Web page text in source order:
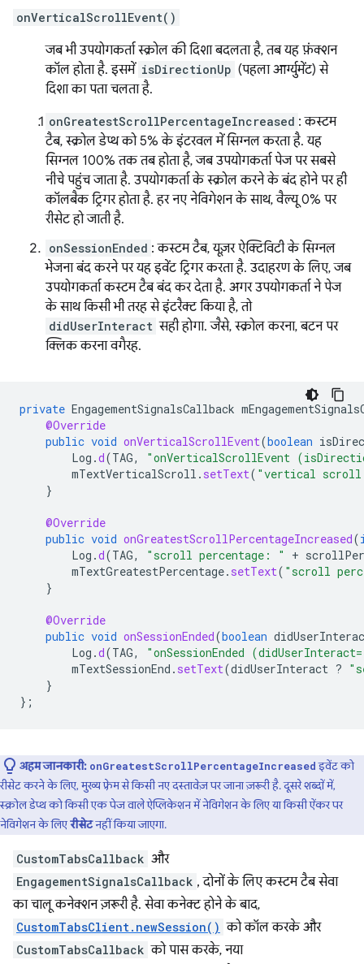
onVerticalScrollEvent()
जब भी उपयोगकर्ता स्क्रोल की दिशा बदलता है, तब यह फ़ंक्शन
कॉल होता है. इसमें isDirectionUp (पहला आर्ग्युमेंट) से
दिशा का पता चलता है.
onGreatestScrollPercentageIncreased : कस्टम
टैब, स्क्रोल डेप्थ को 5% के इंटरवल में सिग्नल करता है. यह
सिग्नल 100% तक तब होता है, जब उपयोगकर्ता पेज पर सबसे
नीचे पहुंच जाता है. उपयोगकर्ता के स्क्रोल करने के बंद होने पर ही
कॉलबैक ट्रिगर होता है. हर नए नेविगेशन के साथ, वैल्यू 0% पर
रीसेट हो जाती है.
onSessionEnded : कस्टम टैब, यूज़र ऐक्टिविटी के सिग्नल
भेजना बंद करने पर यह इवेंट ट्रिगर करता है. उदाहरण के लिए, जब
उपयोगकर्ता कस्टम टैब बंद कर देता है. अगर उपयोगकर्ता ने पेज
के साथ किसी भी तरह से इंटरैक्ट किया है, तो
didUserInteract सही होगा. जैसे, स्क्रोल करना, बटन पर
क्लिक करना वगैरह.
private EngagementSignalsCallback
@Override
public void onVerticalScrollEvent(boolean
Log .d(TAG,
"onVerticalScrollEvent
mTextVerticalScroll . setText( "vertical
}
@Override
public void onGreatestScrollPercentageIncreased(
Log .d(TAG, "scroll percentage: " +
mTextGreatestPercentage. setText( "scroll
}
@Override
public void onSessionEnded(boolean
Log .d(TAG,
"onSessionEnded
mTextSessionEnd . setText(didUserInteract ?
}
};
अहम जानकारी: onGreatestScrollPercentageIncreasedइवेंट को
रीसेट करने के लिए, मुख्य फ़्रेम से किसी नए दस्तावेज़ पर जाना ज़रूरी है. दूसरे शब्दों में,
स्क्रोल डेप्थ को किसी एक पेज वाले ऐप्लिकेशन में नेविगेशन के लिए या किसी ऐंकर पर
नेविगेशन के लिएरीसेटनहीं किया जाएगा.
CustomTabsCallback और
EngagementSignalsCallback , दोनों के लिए कस्टम टैब सेवा
का चालू कनेक्शन ज़रूरी है. सेवा कनेक्ट होने के बाद,
CustomTabsClient.newSession() को कॉल करके और
CustomTabsCallback को पास करके, नया